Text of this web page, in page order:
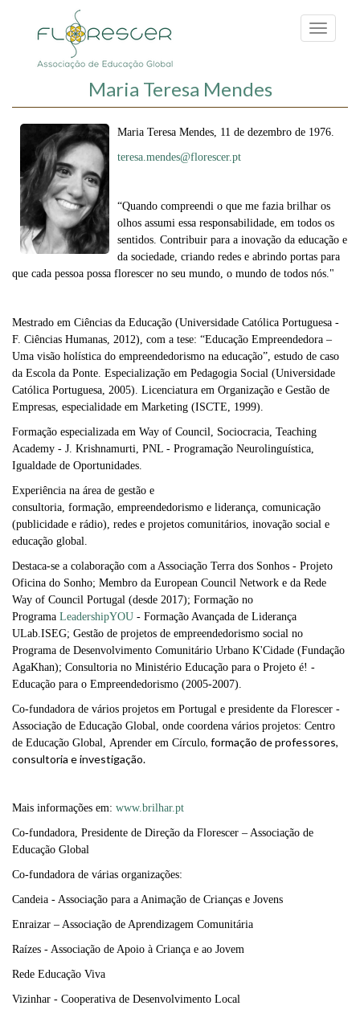
Toggle
Maria Teresa Mendes
Maria Teresa Mendes, 11 de dezembro de 1976.
teresa.mendes@florescer.pt
“Quando compreendi o que me fazia brilhar os
olhos assumi essa responsabilidade, em todos os
sentidos. Contribuir para a inovação da educação e
da sociedade, criando redes e abrindo portas para
que cada pessoa possa florescer no seu mundo, o mundo de todos nós."
Mestrado em Ciências da Educação (Universidade Católica Portuguesa -
F. Ciências Humanas, 2012), com a tese: “Educação Empreendedora –
Uma visão holística do empreendedorismo na educação”, estudo de caso
da Escola da Ponte. Especialização em Pedagogia Social (Universidade
Católica Portuguesa, 2005). Licenciatura em Organização e Gestão de
Empresas, especialidade em Marketing (ISCTE, 1999).
Formação especializada em Way of Council, Sociocracia, Teaching
Academy - J. Krishnamurti, PNL - Programação Neurolinguística,
Igualdade de Oportunidades.
Experiência na área de gestão e
consultoria, formação, empreendedorismo e liderança, comunicação
(publicidade e rádio), redes e projetos comunitários, inovação social e
educação global.
Destaca-se a colaboração com a Associação Terra dos Sonhos - Projeto
Oficina do Sonho; Membro da European Council Network e da Rede
Way of Council Portugal (desde 2017); Formação no
Programa LeadershipYOU - Formação Avançada de Liderança
ULab.ISEG; Gestão de projetos de empreendedorismo social no
Programa de Desenvolvimento Comunitário Urbano K'Cidade (Fundação
AgaKhan); Consultoria no Ministério Educação para o Projeto é! -
Educação para o Empreendedorismo (2005-2007).
Co-fundadora de vários projetos em Portugal e presidente da Florescer -
Associação de Educação Global, onde coordena vários projetos: Centro
de Educação Global, Aprender em Círculo, formação de professores,
consultoria e investigação.
Mais informações em: www.brilhar.pt
Co-fundadora, Presidente de Direção da Florescer – Associação de
Educação Global
Co-fundadora de várias organizações:
Candeia - Associação para a Animação de Crianças e Jovens
Enraizar – Associação de Aprendizagem Comunitária
Raízes - Associação de Apoio à Criança e ao Jovem
Rede Educação Viva
Vizinhar - Cooperativa de Desenvolvimento Local